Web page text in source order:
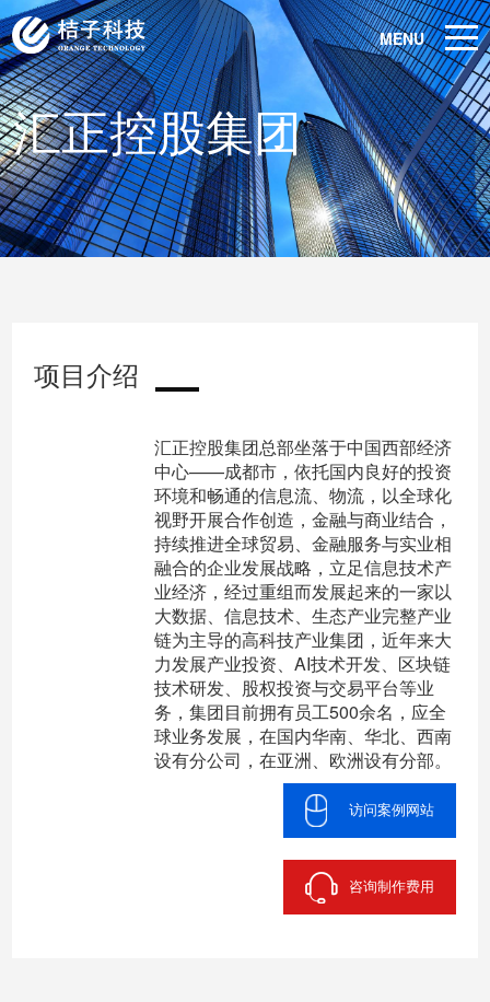
MENU
汇正控股集团
项目介绍
汇正控股集团总部坐落于中国西部经济
中心——成都市，依托国内良好的投资
环境和畅通的信息流、物流，以全球化
视野开展合作创造，金融与商业结合，
持续推进全球贸易、金融服务与实业相
融合的企业发展战略，立足信息技术产
业经济，经过重组而发展起来的一家以
大数据、信息技术、生态产业完整产业
链为主导的高科技产业集团，近年来大
力发展产业投资、AI技术开发、区块链
技术研发、股权投资与交易平台等业
务，集团目前拥有员工500余名，应全
球业务发展，在国内华南、华北、西南
设有分公司，在亚洲、欧洲设有分部。
访问案例网站
咨询制作费用